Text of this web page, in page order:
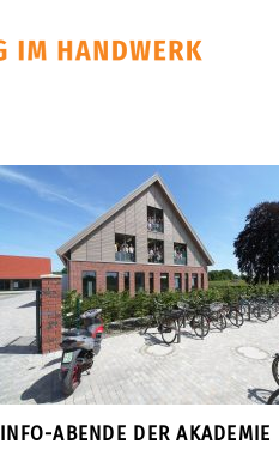
INFO-ABENDE DER